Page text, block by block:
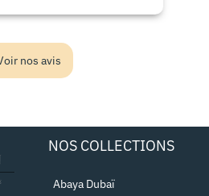
nos avis
NOS COLLECTIONS
Abaya Dubaï